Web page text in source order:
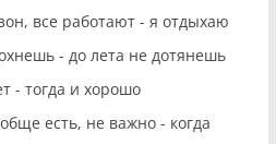
все работают - я отдыхаю
- до лета не дотянешь
- тогда и хорошо
есть, не важно - когда